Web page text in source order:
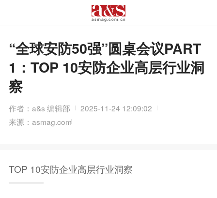
“全球安防50强”圆桌会议PART
1：TOP 10安防企业高层行业洞
察
作者：a&s 编辑部
2025-11-24 12:09:02
来源：asmag.com
TOP 10安防企业高层行业洞察